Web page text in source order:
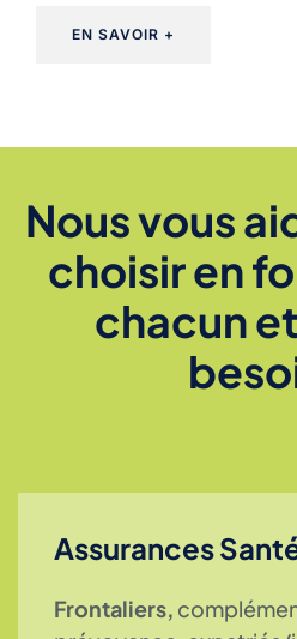
EN SAVOIR +
Nous vous
choisir en
chacun
Assurances
Frontaliers,